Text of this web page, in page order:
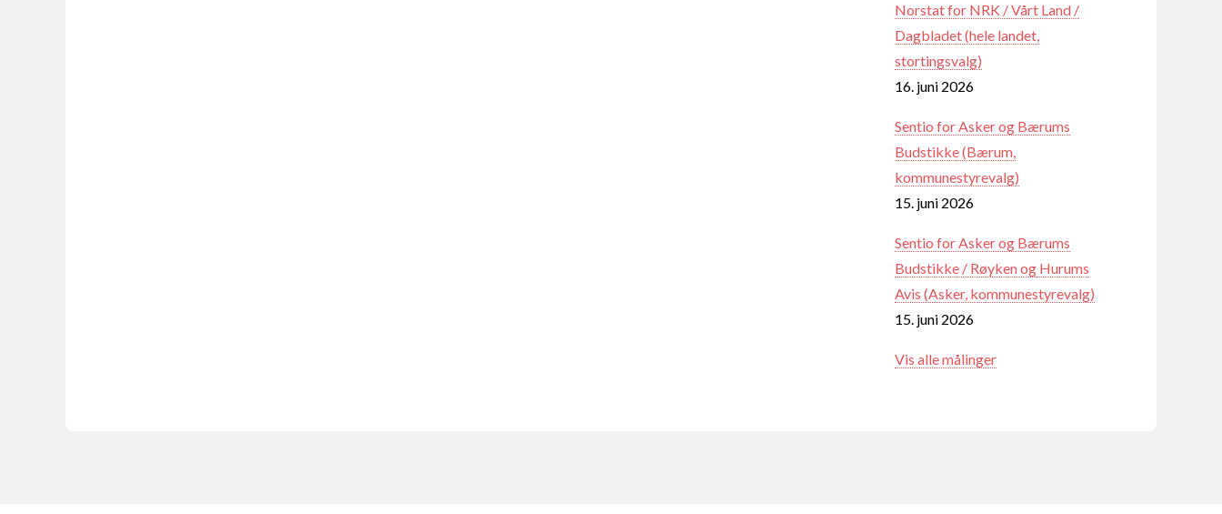
Norstat for NRK / Vårt Land /
Dagbladet (hele landet,
stortingsvalg)
16. juni 2026
Sentio for Asker og Bærums
Budstikke (Bærum,
kommunestyrevalg)
15. juni 2026
Sentio for Asker og Bærums
Budstikke / Røyken og Hurums
Avis (Asker, kommunestyrevalg)
15. juni 2026
Vis alle målinger